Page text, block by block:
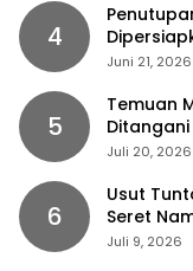
4
Juni 21, 2026
5
Temuan
Juli 20, 2026
6
Usut
Seret
Juli 9, 2026